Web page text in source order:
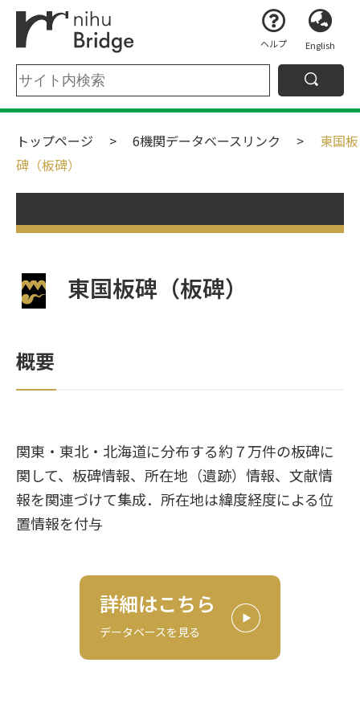
ヘルプ English
トップページ 6機関データベースリンク
東国板
碑（板碑）
東国板碑（板碑）
概要
関東・東北・北海道に分布する約７万件の板碑に
関して、板碑情報、所在地（遺跡）情報、文献情
報を関連づけて集成．所在地は緯度経度による位
置情報を付与
詳細はこちら
データベースを見る